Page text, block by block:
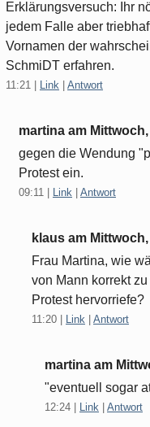
Erklärungsversuch: Ihr
jedem Falle aber
Vornamen der
SchmiDT erfahren.
11:21 Link Antwort
martina am
gegen die Wendung
Protest ein.
09:11 Link Antwort
klaus am
Frau Martina, wie
von Mann korrekt
Protest hervorriefe?
11:20 Link Antwort
martina am
"eventuell sogar
12:24 Link Antwort